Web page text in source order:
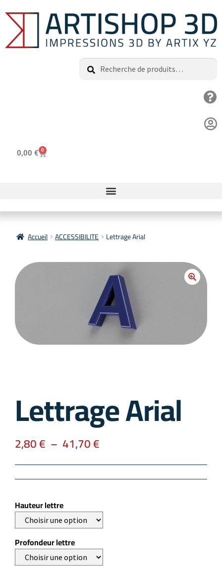
Recherche
0,00 € 0
Accueil ACCESSIBILITE Lettrage Arial
Lettrage Arial
2,80€ – 41,70€
Hauteur lettre
Profondeur lettre